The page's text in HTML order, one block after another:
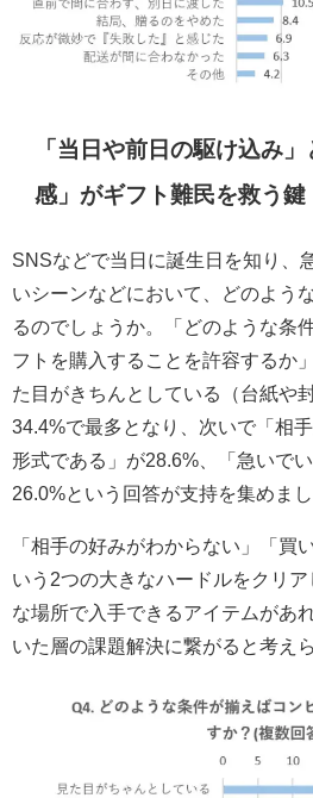
「当日や前日の駆け込み
感」がギフト難民を救う鍵
SNSなどで当日に誕生日を知り、
いシーンなどにおいて、どのよう
るのでしょうか。「どのような条
フトを購入することを許容するか
た目がきちんとしている（台紙や
34.4%で最多となり、次いで「相
形式である」が28.6%、「急いで
26.0%という回答が支持を集めまし
「相手の好みがわからない」「買
いう2つの大きなハードルをクリ
な場所で入手できるアイテムがあ
いた層の課題解決に繋がると考え